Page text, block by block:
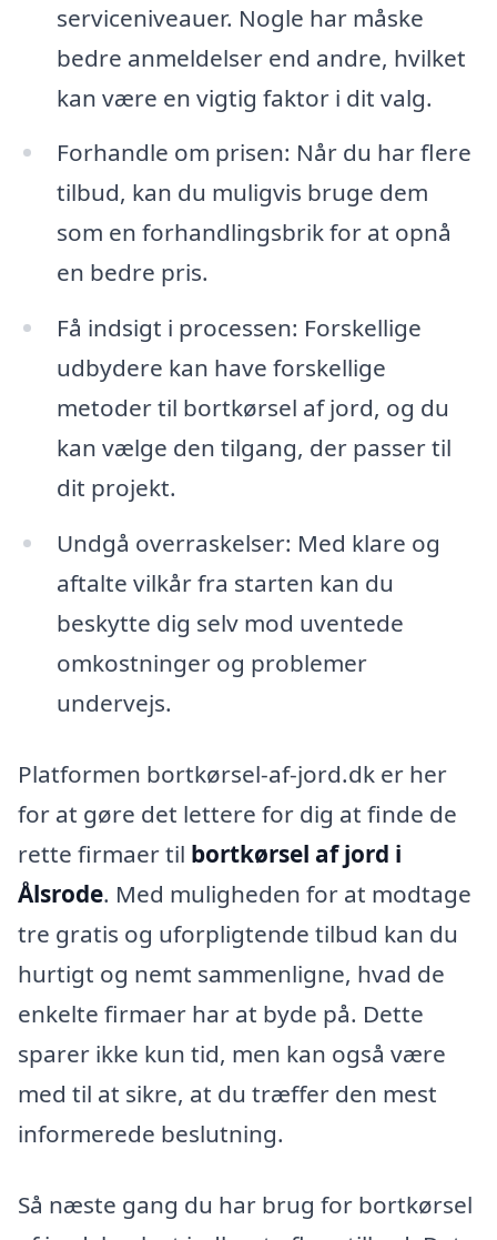
serviceniveauer. Nogle har måske
bedre anmeldelser end andre, hvilket
kan være en vigtig faktor i dit valg.
Forhandle om prisen: Når du har flere
tilbud, kan du muligvis bruge dem
som en forhandlingsbrik for at opnå
en bedre pris.
Få indsigt i processen: Forskellige
udbydere kan have forskellige
metoder til bortkørsel af jord, og du
kan vælge den tilgang, der passer til
dit projekt.
Undgå overraskelser: Med klare og
aftalte vilkår fra starten kan du
beskytte dig selv mod uventede
omkostninger og problemer
undervejs.
Platformen bortkørsel-af-jord.dk er her
for at gøre det lettere for dig at finde de
rette firmaer til bortkørsel af jord i
Ålsrode. Med muligheden for at modtage
tre gratis og uforpligtende tilbud kan du
hurtigt og nemt sammenligne, hvad de
enkelte firmaer har at byde på. Dette
sparer ikke kun tid, men kan også være
med til at sikre, at du træffer den mest
informerede beslutning.
Så næste gang du har brug for bortkørsel